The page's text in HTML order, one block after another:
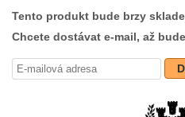
Tento produkt bude brzy
Chcete dostávat e-mail, až